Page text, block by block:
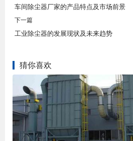
车间除尘器厂家的产品特点及市场前景
下一篇
工业除尘器的发展现状及未来趋势
猜你喜欢